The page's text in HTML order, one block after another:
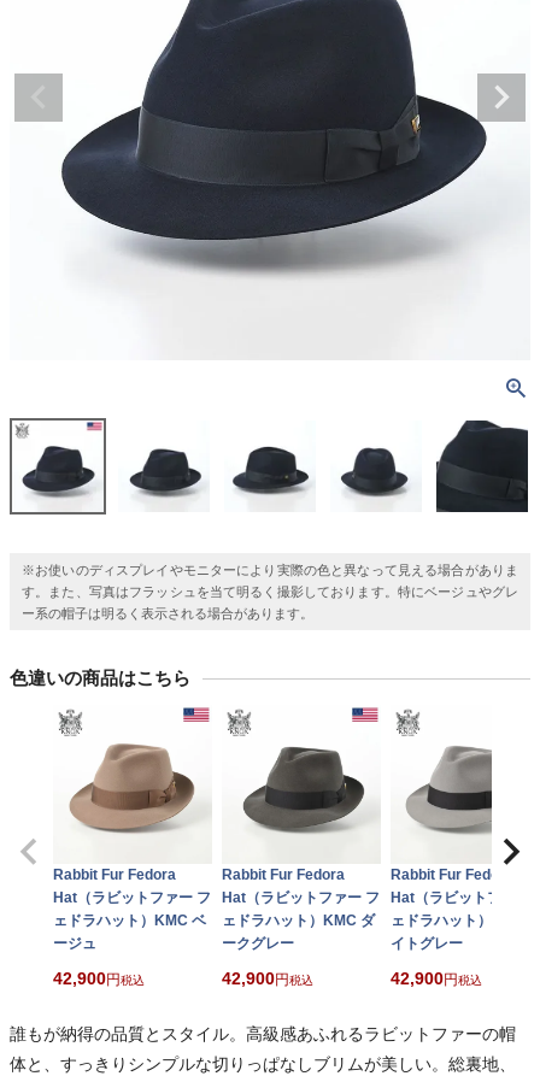
※お使いのディスプレイやモニターにより実際の色と異なって見える場合がありま
す。また、写真はフラッシュを当て明るく撮影しております。特にベージュやグレ
ー系の帽子は明るく表示される場合があります。
色違いの商品はこちら
Rabbit Fur Fedora
Hat（ラビットファー フ
ェドラハット）KMC ベ
ージュ
42,900 税込
Rabbit Fur Fedora
Hat（ラビットファー フ
ェドラハット）KMC ダ
ークグレー
42,900 税込
Rabbit Fur Fedora
Hat（ラビットファー
ェドラハット）KMC
イトグレー
42,900 税込
誰もが納得の品質とスタイル。高級感あふれるラビットファーの帽
体と、すっきりシンプルな切りっぱなしブリムが美しい。総裏地、